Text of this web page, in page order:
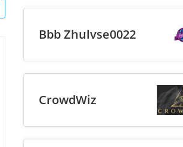
Bbb Zhulvse0022
CrowdWiz